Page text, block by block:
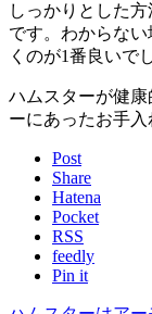
しっかりとした
です。わからな
くのが1番良いで
ハムスターが健
ーにあったお手入
Post
Share
Hatena
Pocket
RSS
feedly
Pin it